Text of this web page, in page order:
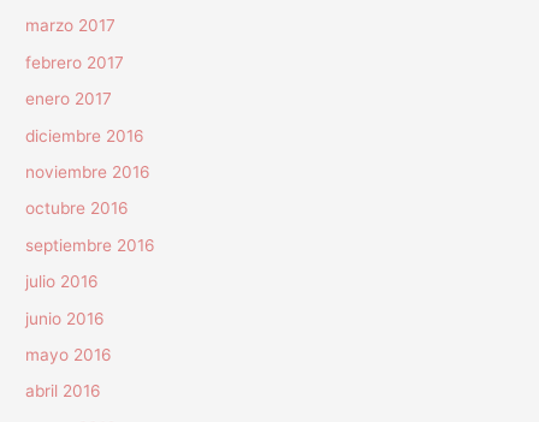
marzo 2017
febrero 2017
enero 2017
diciembre 2016
noviembre 2016
octubre 2016
septiembre 2016
julio 2016
junio 2016
mayo 2016
abril 2016